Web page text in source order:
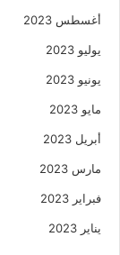
أغسطس 2023
يوليو 2023
يونيو 2023
مايو 2023
أبريل 2023
مارس 2023
فبراير 2023
يناير 2023